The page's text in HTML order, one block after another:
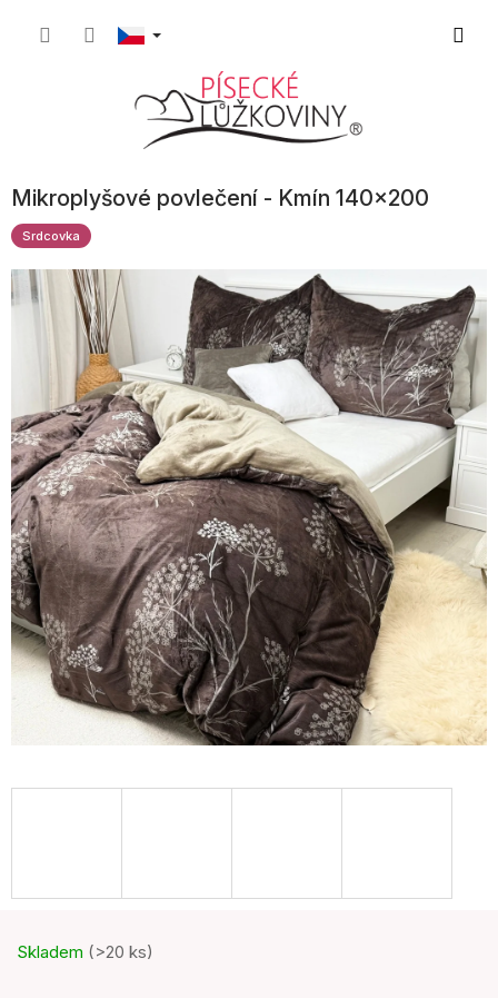
Mikroplyšové povlečení - Kmín 140x200
Srdcovka
Skladem (>20 ks)